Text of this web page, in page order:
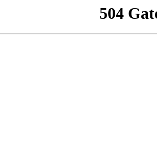
504